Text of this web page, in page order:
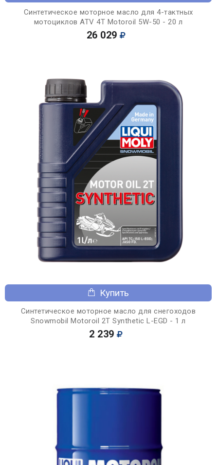
Синтетическое моторное масло для 4-тактных
мотоциклов ATV 4T Motoroil 5W-50 - 20 л
26 029
Купить
Синтетическое моторное масло для снегоходов
Snowmobil Motoroil 2T Synthetic L-EGD - 1 л
2 239